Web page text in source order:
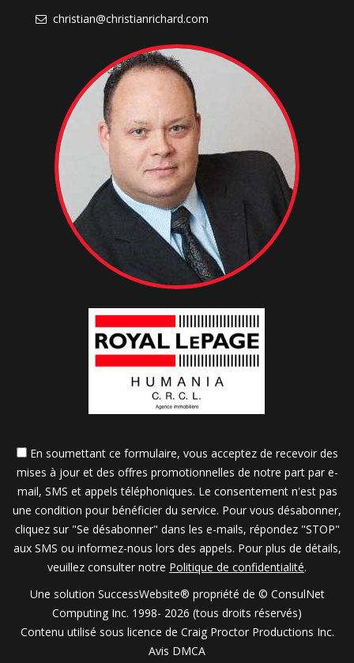
christian@christianrichard.com
En soumettant ce formulaire, vous acceptez de recevoir des
mises à jour et des offres promotionnelles de notre part par e-
mail, SMS et appels téléphoniques. Le consentement n'est pas
une condition pour bénéficier du service. Pour vous désabonner,
cliquez sur "Se désabonner" dans les e-mails, répondez "STOP"
aux SMS ou informez-nous lors des appels. Pour plus de détails,
veuillez consulter notre Politique de confidentialité.
Une solution SuccessWebsite® propriété de © ConsulNet
Computing Inc. 1998- 2026 (tous droits réservés)
Contenu utilisé sous licence de Craig Proctor Productions Inc.
Avis DMCA